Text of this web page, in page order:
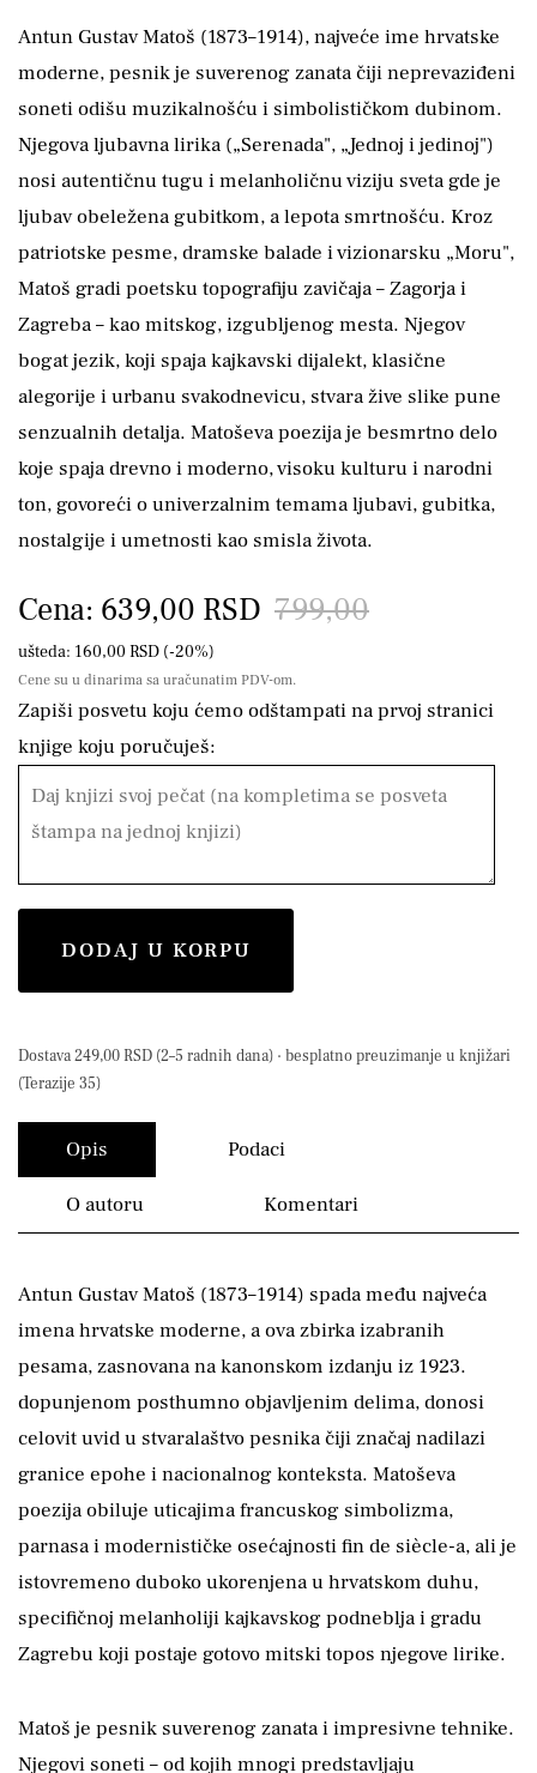
Antun Gustav Matoš (1873–1914), najveće ime hrvatske
moderne, pesnik je suverenog zanata čiji neprevaziđeni
soneti odišu muzikalnošću i simbolističkom dubinom.
Njegova ljubavna lirika („Serenada", „Jednoj i jedinoj")
nosi autentičnu tugu i melanholičnu viziju sveta gde je
ljubav obeležena gubitkom, a lepota smrtnošću. Kroz
patriotske pesme, dramske balade i vizionarsku „Moru",
Matoš gradi poetsku topografiju zavičaja – Zagorja i
Zagreba – kao mitskog, izgubljenog mesta. Njegov
bogat jezik, koji spaja kajkavski dijalekt, klasične
alegorije i urbanu svakodnevicu, stvara žive slike pune
senzualnih detalja. Matoševa poezija je besmrtno delo
koje spaja drevno i moderno, visoku kulturu i narodni
ton, govoreći o univerzalnim temama ljubavi, gubitka,
nostalgije i umetnosti kao smisla života.
Cena: 639,00 RSD 799,00
ušteda: 160,00 RSD (-20%)
Cene su u dinarima sa uračunatim PDV-om.
Zapiši posvetu koju ćemo odštampati na prvoj stranici
knjige koju poručuješ:
DODAJ U KORPU
Dostava 249,00 RSD (2–5 radnih dana) · besplatno preuzimanje u knjižari
(Terazije 35)
Opis Podaci
O autoru Komentari
Antun Gustav Matoš (1873–1914) spada među najveća
imena hrvatske moderne, a ova zbirka izabranih
pesama, zasnovana na kanonskom izdanju iz 1923.
dopunjenom posthumno objavljenim delima, donosi
celovit uvid u stvaralaštvo pesnika čiji značaj nadilazi
granice epohe i nacionalnog konteksta. Matoševa
poezija obiluje uticajima francuskog simbolizma,
parnasa i modernističke osećajnosti fin de siècle-a, ali je
istovremeno duboko ukorenjena u hrvatskom duhu,
specifičnoj melanholiji kajkavskog podneblja i gradu
Zagrebu koji postaje gotovo mitski topos njegove lirike.
Matoš je pesnik suverenog zanata i impresivne tehnike.
Njegovi soneti – od kojih mnogi predstavljaju